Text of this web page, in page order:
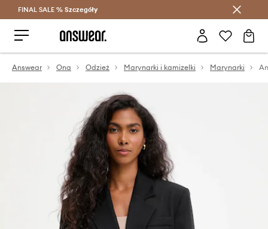
Oszczędzaj z Answear Club >
FINAL SALE % Szczegóły
Answear Ona Odzież Marynarki i kamizelki Marynarki